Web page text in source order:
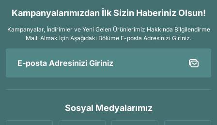
Kampanyalarımızdan İlk Sizin Haberiniz Olsun!
Kampanyalar, İndirimler ve Yeni Gelen Ürünlerimiz Hakkında Bilgilendirme
Maili Almak İçin Aşağıdaki Bölüme E-posta Adresinizi Giriniz.
Sosyal Medyalarımız